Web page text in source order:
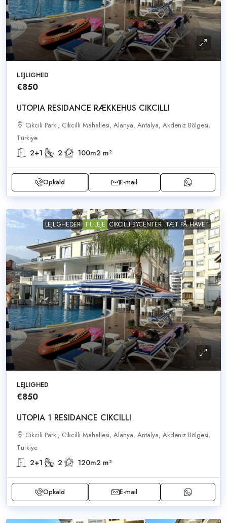
LEJLIGHED
€850
UTOPIA RESIDANCE RÆKKEHUS CIKCILLI
Cikcili Parkı, Cikcilli Mahallesi, Alanya, Antalya, Akdeniz Bölgesi,
Türkiye
2+1 2 100m2 m²
Opkald E-mail
LEJLIGHEDER TIL LEJE CIKCILLI BYCENTER TÆT PÅ HAVET
LEJLIGHED
€850
UTOPIA 1 RESIDANCE CIKCILLI
Cikcili Parkı, Cikcilli Mahallesi, Alanya, Antalya, Akdeniz Bölgesi,
Türkiye
2+1 2 120m2 m²
Opkald E-mail